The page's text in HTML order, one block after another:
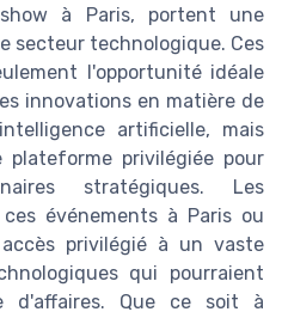
à Paris, portent une
secteur technologique. Ces
l'opportunité idéale
innovations en matière de
artificielle, mais
privilégiée pour
stratégiques. Les
événements à Paris ou
privilégié à un vaste
qui pourraient
d'affaires. Que ce soit à